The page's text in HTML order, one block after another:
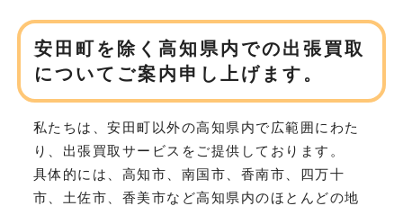
安田町を除く高知県内での出張買取
についてご案内申し上げます。
私たちは、安田町以外の高知県内で広範囲にわた
り、 出張買取サービスをご提供しております。
具体的には、高知市、南国市、香南市、四万十
市、土佐市、香美市など高知県内のほとんどの地